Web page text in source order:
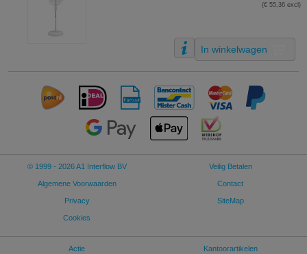
(€ 55,36 excl)
In winkelwagen
© 1999 - 2026 A1 Interflow BV
Algemene Voorwaarden
Privacy
Cookies
Veilig Betalen
Contact
SiteMap
Actie Kantoorartikelen